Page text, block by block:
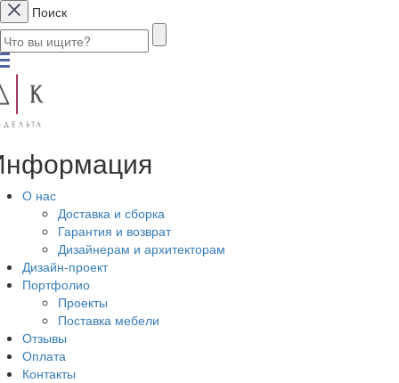
Поиск
О нас
Доставка и сборка
Гарантия и возврат
Дизайнерам и архитекторам
Дизайн-проект
Портфолио
Проекты
Поставка мебели
Отзывы
Оплата
Контакты